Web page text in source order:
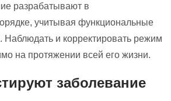
разрабатывают в
учитывая функциональные
Наблюдать и корректировать режим
на протяжении всей его жизни.
заболевание